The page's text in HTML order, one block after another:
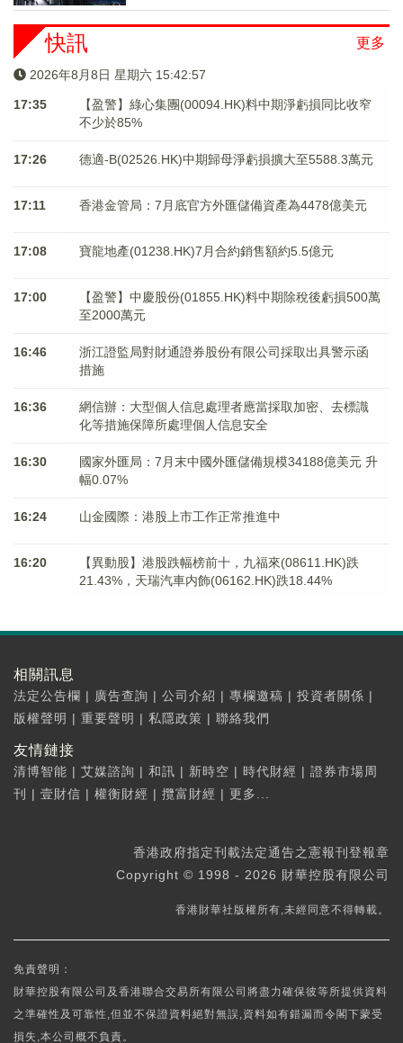
更多
快訊
2026年8月8日 星期六 15:42:57
17:35
【盈警】綠心集團(00094.HK)料中期淨虧損同比收窄
不少於85%
17:26 德適-B(02526.HK)中期歸母淨虧損擴大至5588.3萬元
17:11 香港金管局：7月底官方外匯儲備資產為4478億美元
17:08 寶龍地產(01238.HK)7月合約銷售額約5.5億元
17:00
【盈警】中慶股份(01855.HK)料中期除稅後虧損500萬
至2000萬元
16:46
浙江證監局對財通證券股份有限公司採取出具警示函
措施
16:36
網信辦：大型個人信息處理者應當採取加密、去標識
化等措施保障所處理個人信息安全
16:30
國家外匯局：7月末中國外匯儲備規模34188億美元 升
幅0.07%
16:24 山金國際：港股上市工作正常推進中
16:20
【異動股】港股跌幅榜前十，九福來(08611.HK)跌
21.43%，天瑞汽車内飾(06162.HK)跌18.44%
相關訊息
法定公告欄 | 廣告查詢 | 公司介紹 | 專欄邀稿 | 投資者關係 |
版權聲明 | 重要聲明 | 私隱政策 | 聯絡我們
友情鏈接
清博智能 | 艾媒諮詢 | 和訊 | 新時空 | 時代財經 | 證券市場周
刊
| 壹財信 | 權衡財經 | 攬富財經 | 更多...
香港政府指定刊載法定通告之憲報刊登報章
Copyright © 1998 - 2026 財華控股有限公司
香港財華社版權所有,未經同意不得轉載。
免責聲明：
財華控股有限公司及香港聯合交易所有限公司將盡力確保彼等所提供資料
之準確性及可靠性,但並不保證資料絕對無誤,資料如有錯漏而令閣下蒙受
損失,本公司概不負責。